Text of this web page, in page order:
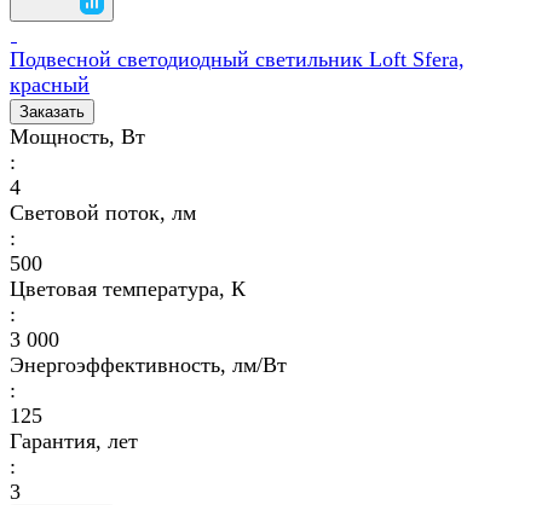
Подвесной светодиодный светильник Loft Sfera,
красный
Заказать
Мощность, Вт
:
4
Световой поток, лм
:
500
Цветовая температура, К
:
3 000
Энергоэффективность, лм/Вт
:
125
Гарантия, лет
:
3